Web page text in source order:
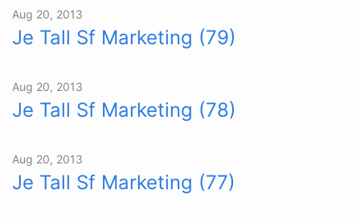
Aug 20, 2013
Je Tall Sf Marketing (79)
Aug 20, 2013
Je Tall Sf Marketing (78)
Aug 20, 2013
Je Tall Sf Marketing (77)